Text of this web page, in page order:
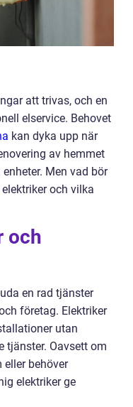
att trivas, och en
elservice. Behovet
kan dyka upp när
av hemmet
Men vad bör
och vilka
och
en rad tjänster
företag. Elektriker
utan
tjänster. Oavsett om
eller behöver
elektriker ge